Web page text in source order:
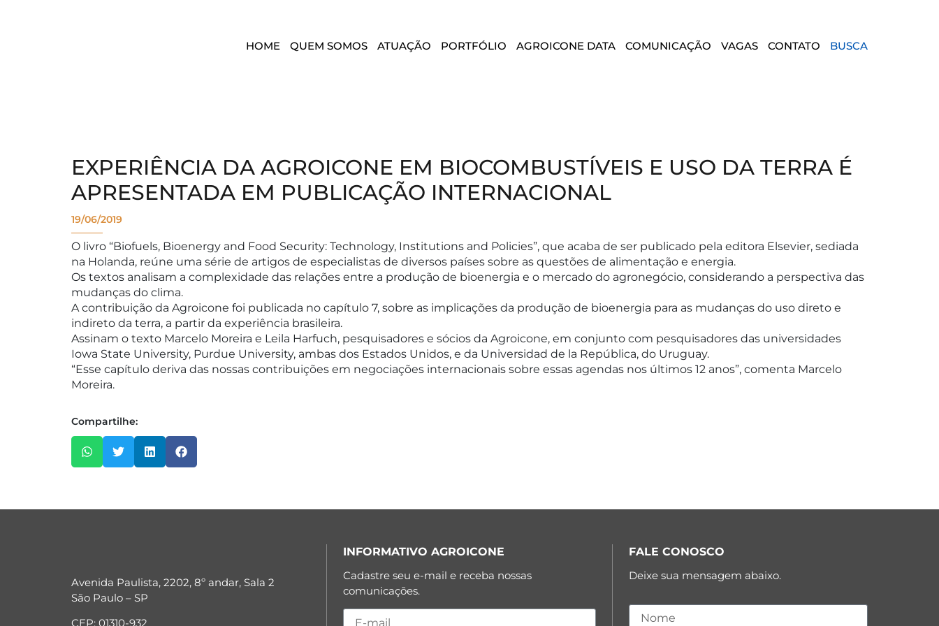
HOME QUEM SOMOS ATUAÇÃO PORTFÓLIO AGROICONE DATA COMUNICAÇÃO VAGAS CONTATO BUSCA
EXPERIÊNCIA DA AGROICONE EM BIOCOMBUSTÍVEIS E USO DA TERRA É
APRESENTADA EM PUBLICAÇÃO INTERNACIONAL
19/06/2019
O livro “Biofuels, Bioenergy and Food Security: Technology, Institutions and Policies”, que acaba de ser publicado pela editora Elsevier, sediada
na Holanda, reúne uma série de artigos de especialistas de diversos países sobre as questões de alimentação e energia.
Os textos analisam a complexidade das relações entre a produção de bioenergia e o mercado do agronegócio, considerando a perspectiva das
mudanças do clima.
A contribuição da Agroicone foi publicada no capítulo 7, sobre as implicações da produção de bioenergia para as mudanças do uso direto e
indireto da terra, a partir da experiência brasileira.
Assinam o texto Marcelo Moreira e Leila Harfuch, pesquisadores e sócios da Agroicone, em conjunto com pesquisadores das universidades
Iowa State University, Purdue University, ambas dos Estados Unidos, e da Universidad de la República, do Uruguay.
“Esse capítulo deriva das nossas contribuições em negociações internacionais sobre essas agendas nos últimos 12 anos”, comenta Marcelo
Moreira.
Compartilhe:
Avenida Paulista, 2202, 8º andar, Sala 2
São Paulo – SP
CEP: 01310-932
INFORMATIVO AGROICONE
Cadastre seu e-mail e receba nossas
comunicações.
FALE CONOSCO
Deixe sua mensagem abaixo.